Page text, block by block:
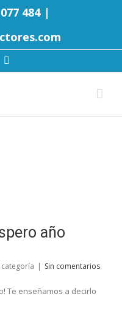
484 |
año
categoría | Sin comentarios
Te enseñamos a decirlo